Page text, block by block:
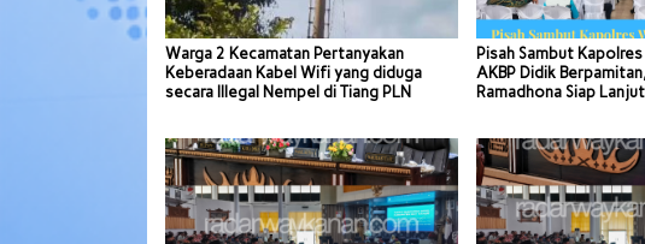
Warga 2 Kecamatan Pertanyakan
Keberadaan Kabel Wifi yang diduga
secara Illegal Nempel di Tiang PLN
Pisah Sambut Kapolres
AKBP Didik
Ramadhona Siap